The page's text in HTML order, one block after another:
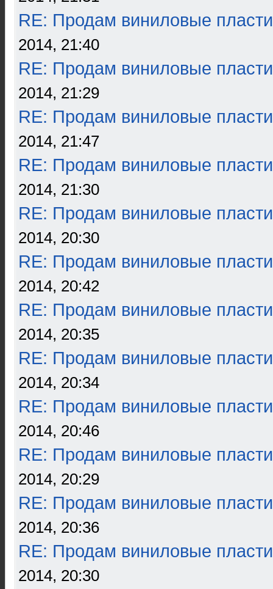
RE: Продам виниловые
2014, 21:40
RE: Продам виниловые
2014, 21:29
RE: Продам виниловые
2014, 21:47
RE: Продам виниловые
2014, 21:30
RE: Продам виниловые
2014, 20:30
RE: Продам виниловые
2014, 20:42
RE: Продам виниловые
2014, 20:35
RE: Продам виниловые
2014, 20:34
RE: Продам виниловые
2014, 20:46
RE: Продам виниловые
2014, 20:29
RE: Продам виниловые
2014, 20:36
RE: Продам виниловые
2014, 20:30